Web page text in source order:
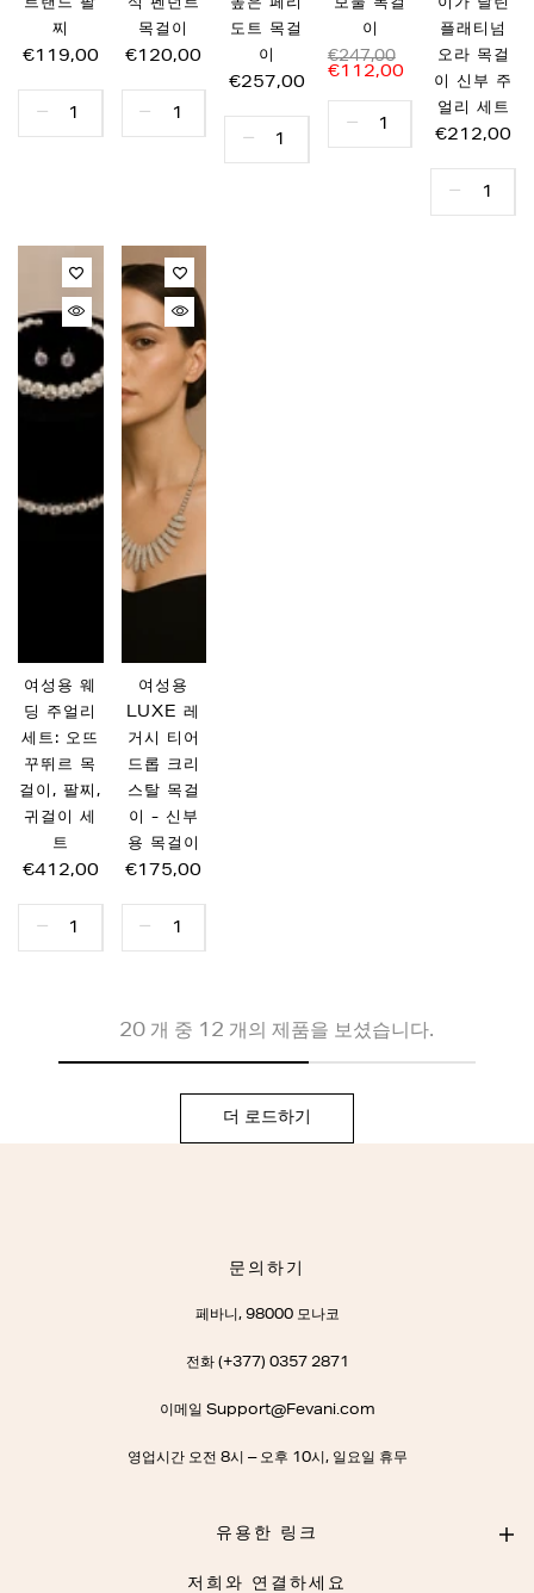
트랜드 팔
찌
€119,00
석 펜던트
목걸이
€120,00
높은 페리
도트 목걸
이
€257,00
보물 목걸
이
€247,00
€112,00
이가 달린
플래티넘
오라 목걸
이 신부 주
얼리 세트
€212,00
여성용 웨
딩 주얼리
세트: 오뜨
꾸뛰르 목
걸이, 팔찌,
귀걸이 세
트
€412,00
여성용
LUXE 레
거시 티어
드롭 크리
스탈 목걸
이 - 신부
용 목걸이
€175,00
20 개 중 12 개의 제품을 보셨습니다.
더 로드하기
문의하기
페바니, 98000 모나코
전화 (+377) 0357 2871
이메일 Support@Fevani.com
영업시간 오전 8시 – 오후 10시, 일요일 휴무
유용한 링크
저희와 연결하세요